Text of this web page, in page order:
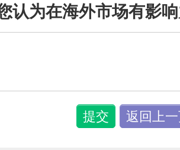
认为在海外市场有影